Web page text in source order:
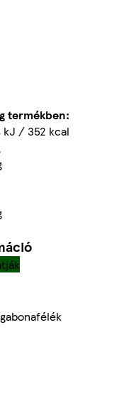
termékben:
kJ / 352 kcal